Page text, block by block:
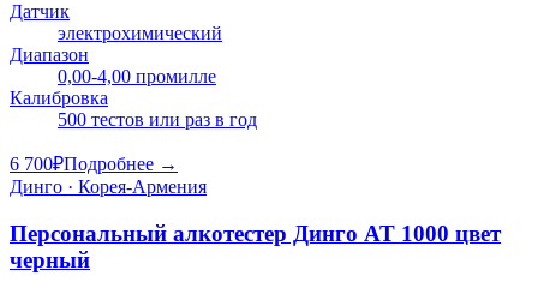
Датчик
электрохимический
Диапазон
0,00-4,00 промилле
Калибровка
500 тестов или раз в год
6 700₽Подробнее →
Динго · Корея-Армения
Персональный алкотестер Динго AT 1000 цвет
черный